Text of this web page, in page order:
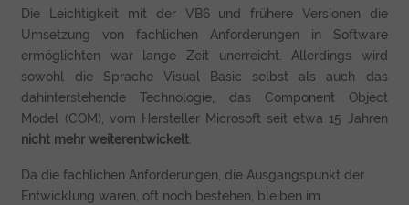
Die Leichtigkeit mit der VB6 und frühere Versionen die
Umsetzung von fachlichen Anforderungen in Software
ermöglichten war lange Zeit unerreicht. Allerdings wird
sowohl die Sprache Visual Basic selbst als auch das
dahinterstehende Technologie, das Component Object
Model (COM), vom Hersteller Microsoft seit etwa 15 Jahren
nicht mehr weiterentwickelt
Da die fachlichen Anforderungen, die Ausgangspunkt der
Entwicklung waren, oft noch bestehen, bleiben im